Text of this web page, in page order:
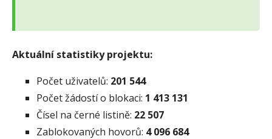
Aktuální statistiky projektu:
Počet uživatelů: 201 544
Počet žádostí o blokaci: 1 413 131
Čísel na černé listině: 22 507
Zablokovaných hovorů: 4 096 684